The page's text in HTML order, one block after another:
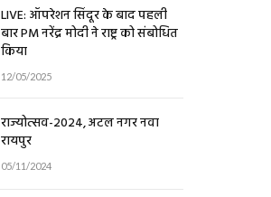
LIVE: ऑपरेशन सिंदूर के बाद पहली
बार PM नरेंद्र मोदी ने राष्ट्र को संबोधित
किया
12/05/2025
राज्योत्सव-2024, अटल नगर नवा
रायपुर
05/11/2024